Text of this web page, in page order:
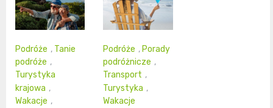
Podróże , Tanie
podróże ,
Turystyka
krajowa ,
Wakacje ,
Podróże , Porady
podróżnicze ,
Transport ,
Turystyka ,
Wakacje